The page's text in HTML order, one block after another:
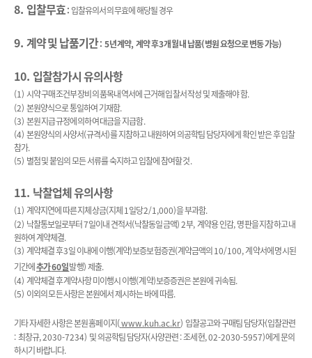
8. 입찰무효: 입찰유의서의 무효에 해당될 경우
9. 계약 및 납품기간: 5년 계약, 계약 후3개월 내 납품(병원 요청으로 변동 가능)
10. 입찰참가시 유의사항
(1) 시약 구매조건부 장비의 품목내역서에 근거해 입찰서 작성 및 제출해야 함.
(2) 본원양식으로 통일하여 기재함.
(3) 본원 지급규정에 의하여 대금을 지급함.
(4) 본원양식의 사양서(규격서)를 지참하고 내원하여 의공학팀 담당자에게 확인 받은 후 입찰
참가.
(5) 별첨 및 붙임의 모든 서류를 숙지하고 입찰에 참여할 것.
11. 낙찰업체 유의사항
(1) 계약지연에 따른 지체상금(지체1 일당2/1,000)을 부과함.
(2) 낙찰통보일로부터7일이내 견적서(낙찰동일금액) 2부,계약용 인감,명판을 지참하고 내
원하여 계약체결.
(3) 계약체결 후3일 이내에 이행(계약)보증보험증권(계약금액의10/100,계약서에 명시된
기간에추가60일발행)제출.
(4) 계약체결 후 계약사항 미이행시 이행(계약)보증증권은 본원에 귀속됨.
(5) 이외의 모든 사항은 본원에서 제시하는 바에 따름.
기타 자세한 사항은 본원 홈페이지(www.kuh.ac.kr) 입찰공고와 구매팀 담당자(입찰관련
:최창규, 2030-7234) 및 의공학팀 담당자(사양관련:조세현, 02-2030-5957)에게 문의
하시기 바랍니다.